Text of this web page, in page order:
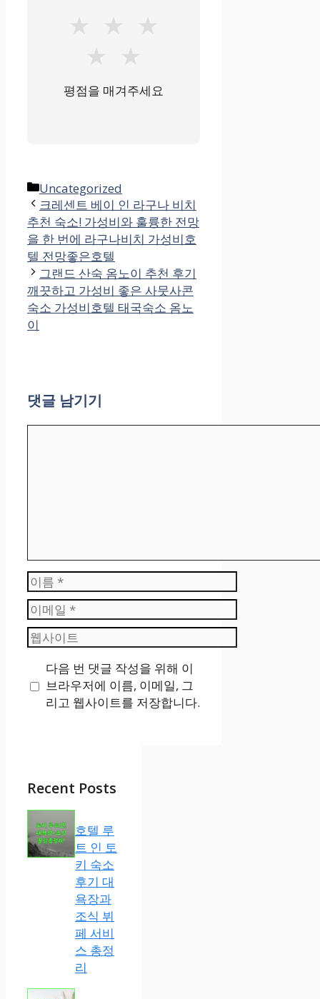
기
낮
★ ★
★
★
★
평점을 매겨주세요
카
테
고
리
Uncategorized
크레센트 베이 인 라구나 비치
추천 숙소! 가성비와 훌륭한 전망
을 한 번에 라구나비치 가성비호
텔 전망좋은호텔
그랜드 산숙 옴노이 추천 후기
깨끗하고 가성비 좋은 사뭇사콘
숙소 가성비호텔 태국숙소 옴노
이
댓글 남기기
이
름
이
메
일
웹
사
트
다음 번 댓글 작성을 위해 이
브라우저에 이름, 이메일, 그
리고 웹사이트를 저장합니다.
Recent Posts
호텔 루
트 인 토
키 숙소
후기 대
욕장과
조식 뷔
페 서비
스 총정
리